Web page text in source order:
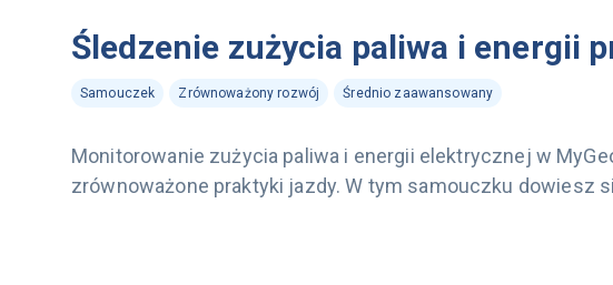
Śledzenie zużycia paliwa i energii
Samouczek Zrównoważony rozwój Średnio zaawansowany
Monitorowanie zużycia paliwa i energii elektrycznej w
zrównoważone praktyki jazdy. W tym samouczku dowiesz